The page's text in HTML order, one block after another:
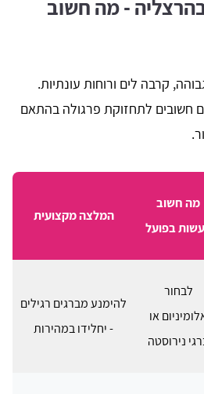
- מה חשוב
קרבה לים ורוחות עונתיות.
חשובים לתחזוקת פרגולה בהתאם
מה חשוב
בפועל
המלצה מקצועית
לבחור
או
נירוסטה
להימנע מברגים רגילים
- יחלידו במהירות